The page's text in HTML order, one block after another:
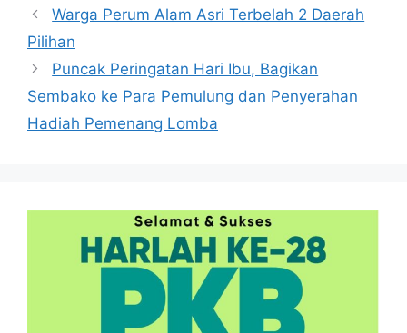
Warga Perum Alam Asri Terbelah 2 Daerah
Pilihan
Puncak Peringatan Hari Ibu, Bagikan
Sembako ke Para Pemulung dan Penyerahan
Hadiah Pemenang Lomba